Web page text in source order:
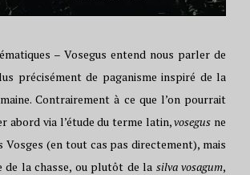
– Vosegus entend nous parler de
précisément de paganisme inspiré de la
Contrairement à ce que l’on pourrait
abord via l’étude du terme latin,vosegus ne
Vosges (en tout cas pas directement), mais
de la chasse, ou plutôt de la silva vosagum,